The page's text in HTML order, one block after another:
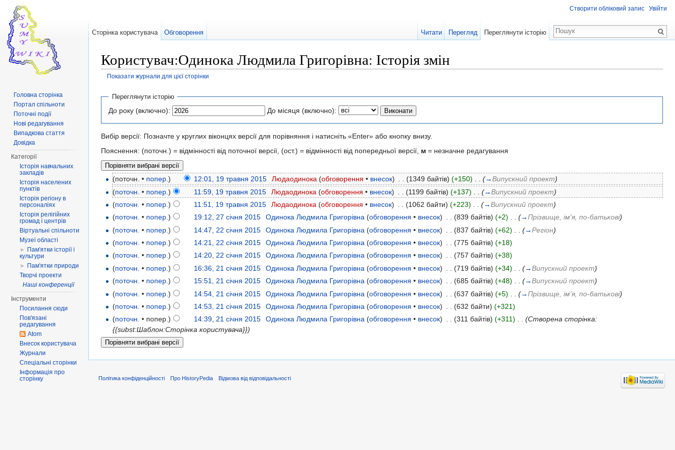
Користувач:Одинока Людмила Григорівна: Історія змін
Показати журнали для цієї сторінки
Переглянути історію
До року (включно): До місяця (включно):
Вибір версії: Позначте у круглих віконцях версії для порівняння і натисніть «Enter» або кнопку внизу.
Пояснення: (поточн.) = відмінності від поточної версії, (ост.) = відмінності від попередньої версії, м = незначне редагування
(поточн. • попер.) 12:01, 19 травня 2015 Людаодинока (обговорення • внесок) (1349 байтів) (+150) (→Випускний проект)
(поточн. • попер.) 11:59, 19 травня 2015 Людаодинока (обговорення • внесок) (1199 байтів) (+137) (→Випускний проект)
(поточн. • попер.) 11:51, 19 травня 2015 Людаодинока (обговорення • внесок) (1062 байти) (+223) (→Випускний проект)
(поточн. • попер.) 19:12, 27 січня 2015 Одинока Людмила Григорівна (обговорення • внесок) . . (839 байтів) (+2) . . (→Прізвище, ім'я, по-батькові)
(поточн. • попер.) 14:47, 22 січня 2015 Одинока Людмила Григорівна (обговорення • внесок) (837 байтів) (+62) (→Регіон)
(поточн. • попер.) 14:21, 22 січня 2015 Одинока Людмила Григорівна (обговорення • внесок) (775 байтів) (+18)
(поточн. • попер.) 14:20, 22 січня 2015 Одинока Людмила Григорівна (обговорення • внесок) . . (757 байтів) (+38)
(поточн. • попер.) 16:36, 21 січня 2015 Одинока Людмила Григорівна (обговорення • внесок) (719 байтів) (+34) (→Випускний проект)
(поточн. • попер.) 15:51, 21 січня 2015 Одинока Людмила Григорівна (обговорення • внесок) . . (685 байтів) (+48) . . (→Випускний проект)
(поточн. • попер.) 14:54, 21 січня 2015 Одинока Людмила Григорівна (обговорення • внесок) (637 байтів) (+5) (→Прізвище, ім'я, по-батькові)
(поточн. • попер.) 14:53, 21 січня 2015 Одинока Людмила Григорівна (обговорення • внесок) (632 байти) (+321)
(поточн. • попер.) 14:39, 21 січня 2015 Одинока Людмила Григорівна (обговорення • внесок) . . (311 байтів) (+311) . . (Створена сторінка:
{{subst:Шаблон:Сторінка користувача}})
Створити обліковий запис Увійти
Сторінка користувача Обговорення Читати Перегляд Переглянути історію
Головна сторінка
Портал спільноти
Поточні події
Нові редагування
Випадкова стаття
Довідка
Категорії
Історія навчальних
закладів
Історія населених
пунктів
Історія регіону в
персоналіях
Історія релігійних
громад і центрів
Віртуальні спільноти
Музеї області
► Пам'ятки історії і
культури
► Пам'ятки природи
Творчі проекти
Наші конференції
Інструменти
Посилання сюди
Пов'язані
редагування
Atom
Внесок користувача
Журнали
Спеціальні сторінки
Інформація про
сторінку
Політика конфіденційності Про HistoryPedia Відмова від відповідальності